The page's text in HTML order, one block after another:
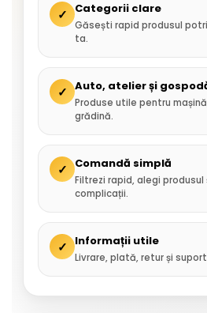
✓ Categorii clare
Găsești rapid produsul
ta.
✓ Auto, atelier și
Produse utile pentru
grădină.
✓ Comandă simplă
Filtrezi rapid, alegi produsul
complicații.
✓ Informații utile
Livrare, plată, retur și